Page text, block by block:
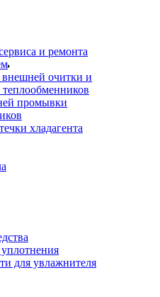
и ремонта
внешней очитки и
промывки
хладагента
для увлажнителя